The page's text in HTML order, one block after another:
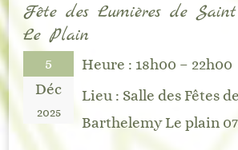
Fête des Lumières de
Le Plain
5
Déc
2025
Heure : 18h00 – 22h00
Lieu : Salle des Fêtes
Barthelemy Le plain